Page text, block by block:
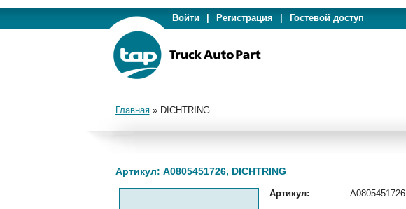
Войти Регистрация Гостевой доступ
Главная» DICHTRING
Артикул: A0805451726, DICHTRING
Артикул: A0805451726